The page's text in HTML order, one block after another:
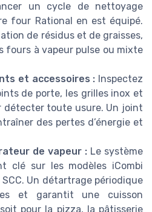
un cycle de nettoyage
four Rational en est équipé.
de résidus et de graisses,
fours à vapeur pulse ou mixte
et accessoires : Inspectez
de porte, les grilles inox et
détecter toute usure. Un joint
des pertes d’énergie et
de vapeur : Le système
clé sur les modèles iCombi
Un détartrage périodique
et garantit une cuisson
pour la pizza, la pâtisserie